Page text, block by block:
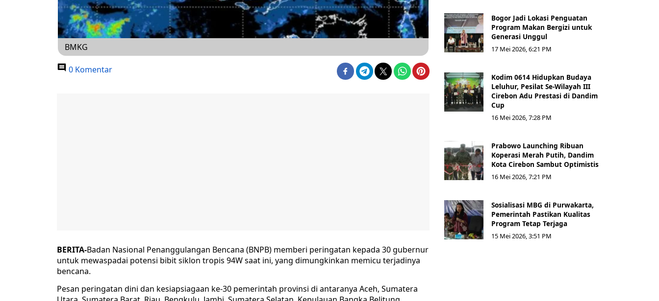
BMKG
0 Komentar
BERITA-Badan Nasional Penanggulangan Bencana (BNPB) memberi peringatan kepada 30 gubernur
untuk mewaspadai potensi bibit siklon tropis 94W saat ini, yang dimungkinkan memicu terjadinya
bencana.
Pesan peringatan dini dan kesiapsiagaan ke-30 pemerintah provinsi di antaranya Aceh, Sumatera
Bogor Jadi Lokasi Penguatan
Program Makan Bergizi untuk
Generasi Unggul
17 Mei 2026, 6:21 PM
Kodim 0614 Hidupkan Budaya
Leluhur, Pesilat Se-Wilayah III
Cirebon Adu Prestasi di Dandim
Cup
16 Mei 2026, 7:28 PM
Prabowo Launching Ribuan
Koperasi Merah Putih, Dandim
Kota Cirebon Sambut Optimistis
16 Mei 2026, 7:21 PM
Sosialisasi MBG di Purwakarta,
Pemerintah Pastikan Kualitas
Program Tetap Terjaga
15 Mei 2026, 3:51 PM